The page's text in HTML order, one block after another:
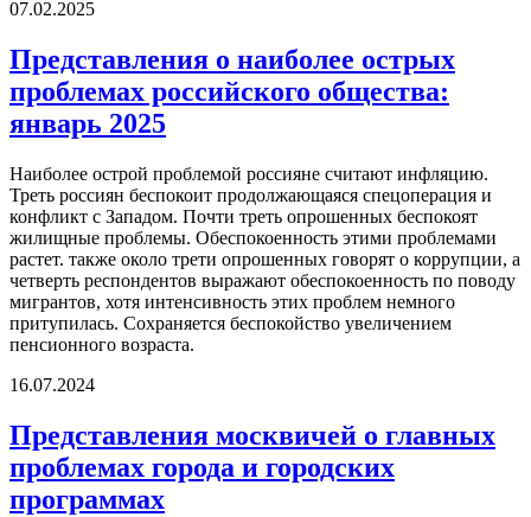
07.02.2025
Представления о наиболее острых
проблемах российского общества:
январь 2025
Наиболее острой проблемой россияне считают инфляцию.
Треть россиян беспокоит продолжающаяся спецоперация и
конфликт с Западом. Почти треть опрошенных беспокоят
жилищные проблемы. Обеспокоенность этими проблемами
растет. также около трети опрошенных говорят о коррупции, а
четверть респондентов выражают обеспокоенность по поводу
мигрантов, хотя интенсивность этих проблем немного
притупилась. Сохраняется беспокойство увеличением
пенсионного возраста.
16.07.2024
Представления москвичей о главных
проблемах города и городских
программах